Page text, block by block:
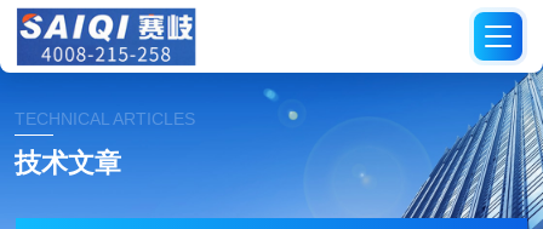
TECHNICAL ARTICLES
技术文章